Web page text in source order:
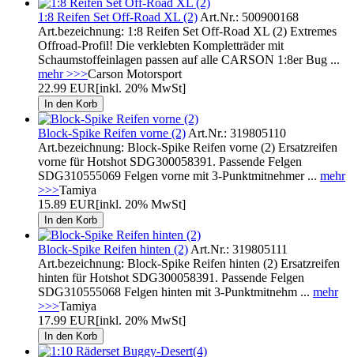
1:8 Reifen Set Off-Road XL (2) Art.Nr.: 500900168
Art.bezeichnung: 1:8 Reifen Set Off-Road XL (2) Extremes
Offroad-Profil! Die verklebten Kompletträder mit
Schaumstoffeinlagen passen auf alle CARSON 1:8er Bug ...
mehr >>>Carson Motorsport
22.99 EUR[inkl. 20% MwSt]
Block-Spike Reifen vorne (2) Art.Nr.: 319805110
Art.bezeichnung: Block-Spike Reifen vorne (2) Ersatzreifen
vorne für Hotshot SDG300058391. Passende Felgen
SDG310555069 Felgen vorne mit 3-Punktmitnehmer ... mehr
>>>Tamiya
15.89 EUR[inkl. 20% MwSt]
Block-Spike Reifen hinten (2) Art.Nr.: 319805111
Art.bezeichnung: Block-Spike Reifen hinten (2) Ersatzreifen
hinten für Hotshot SDG300058391. Passende Felgen
SDG310555068 Felgen hinten mit 3-Punktmitnehm ... mehr
>>>Tamiya
17.99 EUR[inkl. 20% MwSt]